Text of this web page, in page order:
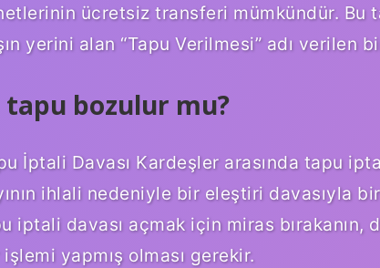
ücretsiz transferi mümkündür. Bu
yerini alan “Tapu Verilmesi” adı verilen
tapu bozulur mu?
İptali Davası Kardeşler arasında tapu
ihlali nedeniyle bir eleştiri davasıyla
iptali davası açmak için miras bırakanın,
yapmış olması gerekir.